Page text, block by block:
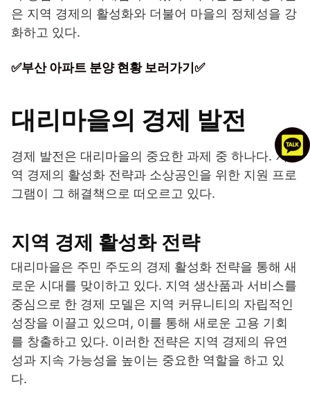
은 지역 경제의 활성화와 더불어 마을의 정체성을 강
화하고 있다.
✅부산 아파트 분양 현황 보러가기✅
대리마을의 경제 발전
경제 발전은 대리마을의 중요한 과제 중 하나다. 지
역 경제의 활성화 전략과 소상공인을 위한 지원 프로
그램이 그 해결책으로 떠오르고 있다.
지역 경제 활성화 전략
대리마을은 주민 주도의 경제 활성화 전략을 통해 새
로운 시대를 맞이하고 있다. 지역 생산품과 서비스를
중심으로 한 경제 모델은 지역 커뮤니티의 자립적인
성장을 이끌고 있으며, 이를 통해 새로운 고용 기회
를 창출하고 있다. 이러한 전략은 지역 경제의 유연
성과 지속 가능성을 높이는 중요한 역할을 하고 있
다.